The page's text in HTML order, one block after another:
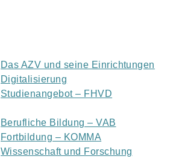
Das AZV und seine Einrichtungen
Digitalisierung
Studienangebot – FHVD
Berufliche Bildung – VAB
Fortbildung – KOMMA
Wissenschaft und Forschung